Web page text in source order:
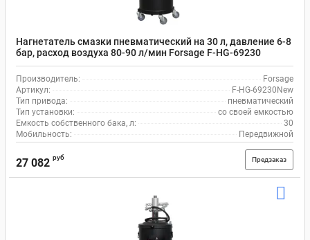
Нагнетатель смазки пневматический на 30 л, давление 6-8
бар, расход воздуха 80-90 л/мин Forsage F-HG-69230
Производитель:
Forsage
Артикул:
F-HG-69230New
Тип привода:
пневматический
Тип установки:
со своей емкостью
Емкость собственного бака, л:
30
Мобильность:
Передвижной
27 082 руб Предзаказ